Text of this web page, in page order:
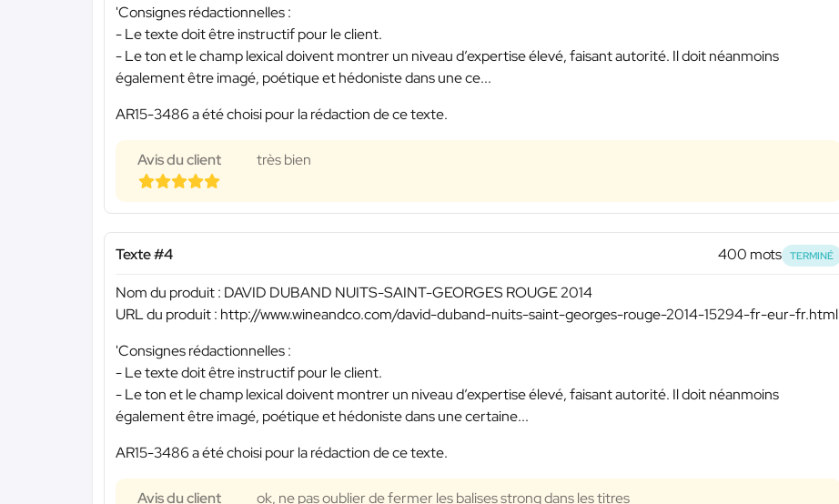
'Consignes rédactionnelles :
- Le texte doit être instructif pour le client.
- Le ton et le champ lexical doivent montrer un niveau d’expertise élevé, faisant autorité. Il doit néanmoins
également être imagé, poétique et hédoniste dans une ce...
AR15-3486 a été choisi pour la rédaction de ce texte.
Avis du client très bien
Texte #4 400 mots TERMINÉ
Nom du produit : DAVID DUBAND NUITS-SAINT-GEORGES ROUGE 2014
URL du produit : http://www.wineandco.com/david-duband-nuits-saint-georges-rouge-2014-15294-fr-eur-fr.html
'Consignes rédactionnelles :
- Le texte doit être instructif pour le client.
- Le ton et le champ lexical doivent montrer un niveau d’expertise élevé, faisant autorité. Il doit néanmoins
également être imagé, poétique et hédoniste dans une certaine...
AR15-3486 a été choisi pour la rédaction de ce texte.
Avis du client ok, ne pas oublier de fermer les balises strong dans les titres